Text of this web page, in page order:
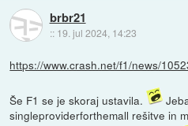
brbr21
:: 19. jul 2024, 14:23
https://www.crash.net/f1/news/
Še F1 se je skoraj ustavila.
singleproviderforthemall rešitve in